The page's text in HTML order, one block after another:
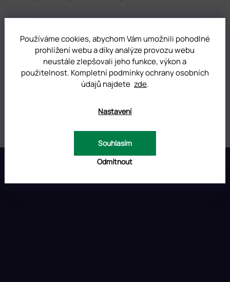
Používáme cookies, abychom Vám umožnili pohodlné
prohlížení webu a díky analýze provozu webu
neustále zlepšovali jeho funkce, výkon a
použitelnost. Kompletní podmínky ochrany osobních
údajů najdete zde.
Nastavení
Odmítnout
Souhlasím
DOPLŇKOVÉ PARAMETRY
Kategorie: Pushery Staleks UNIQ
a